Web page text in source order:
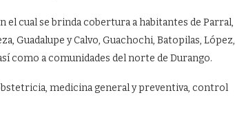
cual se brinda cobertura a habitantes de Parral,
Guadalupe y Calvo, Guachochi, Batopilas, López,
como a comunidades del norte de Durango.
medicina general y preventiva, control